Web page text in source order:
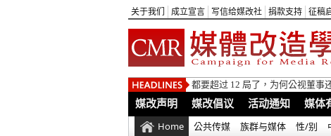
关于我们 成立宣言 写信给媒改社 捐款支持 征稿
都要超过 12 局了，为何公视董事
媒改声明 媒改倡议 活动通知 媒体
Home 公共传媒 族群与媒体 性/别